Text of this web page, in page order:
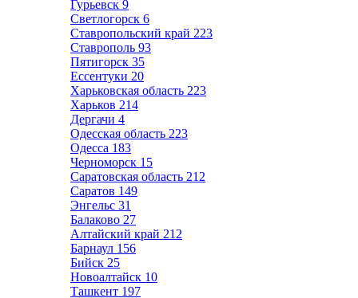
Гурьевск 9
Светлогорск 6
Ставропольский край 223
Ставрополь 93
Пятигорск 35
Ессентуки 20
Харьковская область 223
Харьков 214
Дергачи 4
Одесская область 223
Одесса 183
Черноморск 15
Саратовская область 212
Саратов 149
Энгельс 31
Балаково 27
Алтайский край 212
Барнаул 156
Бийск 25
Новоалтайск 10
Ташкент 197